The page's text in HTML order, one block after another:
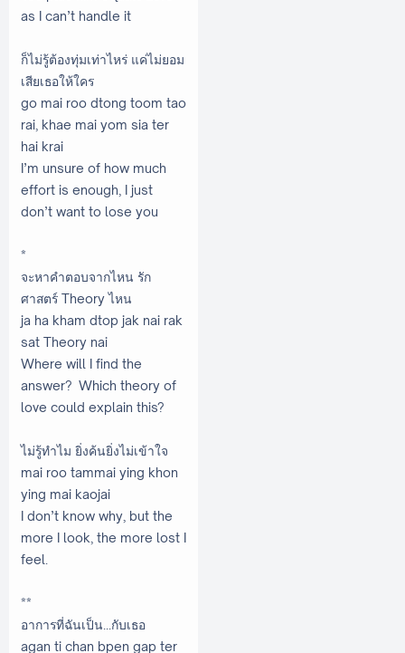
as I can’t handle it
ก็ไม่รู้ต้องทุ่มเท่าไหร่ แค่ไม่ยอม
เสียเธอให้ใคร
go mai roo dtong toom tao
rai, khae mai yom sia ter
hai krai
I’m unsure of how much
effort is enough, I just
don’t want to lose you
*
จะหาคำตอบจากไหน รัก
ศาสตร์ Theory ไหน
ja ha kham dtop jak nai rak
sat Theory nai
Where will I find the
answer? Which theory of
love could explain this?
ไม่รู้ทำไม ยิ่งค้นยิ่งไม่เข้าใจ
mai roo tammai ying khon
ying mai kaojai
I don’t know why, but the
more I look, the more lost I
feel.
**
อาการที่ฉันเป็น...กับเธอ
agan ti chan bpen gap ter